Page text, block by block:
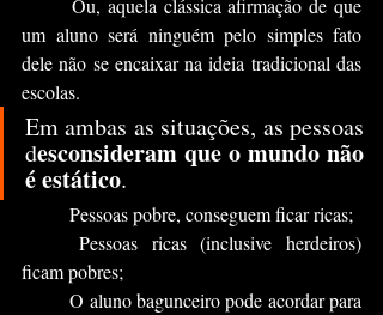
um aluno será ninguém pelo simples fato
dele não se encaixar na ideia tradicional das
escolas.
Em ambas as situações, as pessoas
desconsideram que o mundo não
é estático.
	Pessoas pobre, conseguem ficar ricas;
ficam pobres;
	O aluno bagunceiro pode acordar para